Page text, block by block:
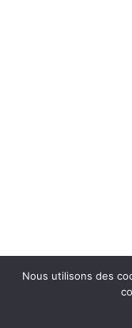
Nous utilisons des